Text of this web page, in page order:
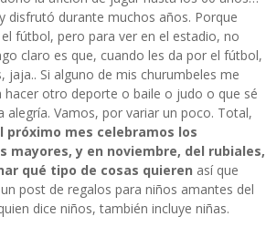
disfrutó durante muchos años. Porque
fútbol, pero para ver en el estadio, no
claro es que, cuando les da por el fútbol,
jaja.. Si alguno de mis churumbeles me
hacer otro deporte o baile o judo o que sé
alegría. Vamos, por variar un poco. Total,
próximo mes celebramos los
mayores, y en noviembre, del rubiales,
qué tipo de cosas quieren así que
post de regalos para niños amantes del
dice niños, también incluye niñas.